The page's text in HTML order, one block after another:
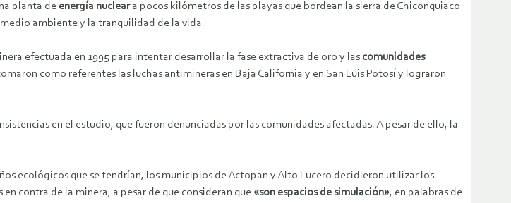
planta de energía nucleara pocos kilómetros de las playas que bordean la sierra de Chiconquiaco
ambiente y la tranquilidad de la vida.
efectuada en 1995 para intentar desarrollar la fase extractiva de oro y las comunidades
como referentes las luchas antimineras en Baja California y en San Luis Potosí y lograron
en el estudio, que fueron denunciadas por las comunidades afectadas. A pesar de ello, la
ecológicos que se tendrían, los municipios de Actopan y Alto Lucero decidieron utilizar los
contra de la minera, a pesar de que consideran que «son espacios de simulación», en palabras de